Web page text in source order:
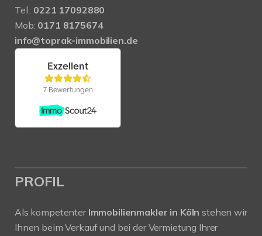
Tel.: 0221 17092880
Mob: 0171 8175674
info@toprak-immobilien.de
PROFIL
Als kompetenter Immobilienmakler in Köln stehen wir
Ihnen beim Verkauf und bei der Vermietung Ihrer